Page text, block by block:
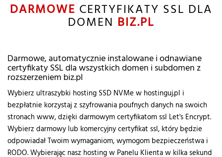
DARMOWE CERTYFIKATY SSL DLA
DOMEN BIZ.PL
Darmowe, automatycznie instalowane i odnawiane
certyfikaty SSL dla wszystkich domen i subdomen z
rozszerzeniem biz.pl
Wybierz ultraszybki hosting SSD NVMe w hostinguj.pl i
bezpłatnie korzystaj z szyfrowania poufnych danych na swoich
stronach www, dzięki darmowym certyfikatom ssl Let's Encrypt.
Wybierz darmowy lub komercyjny certyfikat ssl, który będzie
odpowiadał Twoim wymaganiom, wymogom bezpieczeństwa i
RODO. Wybierając nasz hosting w Panelu Klienta w kilka sekund